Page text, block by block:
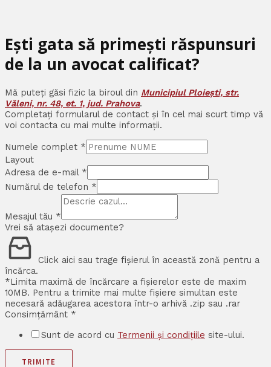
Ești gata să primești răspunsuri
de la un avocat calificat?
Mă puteți găsi fizic la biroul din Municipiul Ploiești, str.
Văleni, nr. 48, et. 1, jud. Prahova.
Completați formularul de contact și în cel mai scurt timp vă
voi contacta cu mai multe informații.
Numele complet *
Layout
Adresa de e-mail *
Numărul de telefon *
Mesajul tău *
Vrei să atașezi documente?
Click aici sau trage fișierul în această zonă pentru a
încărca.
*Limita maximă de încărcare a fișierelor este de maxim
10MB. Pentru a trimite mai multe fișiere simultan este
necesară adăugarea acestora într-o arhivă .zip sau .rar
Consimțământ *
Sunt de acord cu Termenii și condițiile site-ului.
TRIMITE